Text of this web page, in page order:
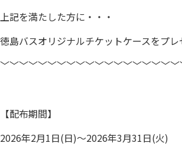
上記を満たした方に・・・
徳島バスオリジナルチケットケースをプレ
【配布期間】
2026年2月1日(日)～2026年3月31日(火)